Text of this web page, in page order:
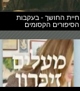
חיית החושך - בעקבות
הסיפורים הקסומים